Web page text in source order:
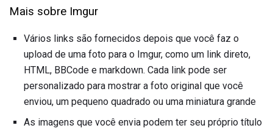
Mais sobre Imgur
Vários links são fornecidos depois que você faz o
upload de uma foto para o Imgur, como um link direto,
HTML, BBCode e markdown. Cada link pode ser
personalizado para mostrar a foto original que você
enviou, um pequeno quadrado ou uma miniatura grande
As imagens que você envia podem ter seu próprio título